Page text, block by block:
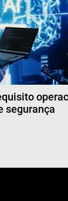
segurança